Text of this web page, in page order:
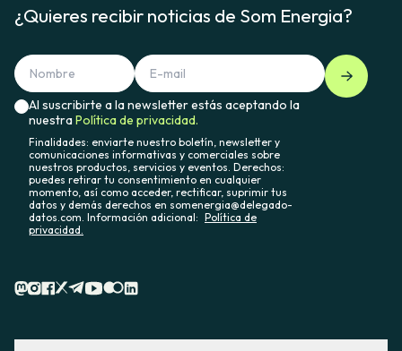
¿Quieres recibir noticias de Som Energia?
Al suscribirte a la newsletter estás aceptando la
nuestraPolítica de privacidad.
Finalidades: enviarte nuestro boletín, newsletter y
comunicaciones informativas y comerciales sobre
nuestros productos, servicios y eventos. Derechos:
puedes retirar tu consentimiento en cualquier
momento, así como acceder, rectificar, suprimir tus
datos y demás derechos en somenergia@delegado-
datos.com. Información adicional: Política de
privacidad.